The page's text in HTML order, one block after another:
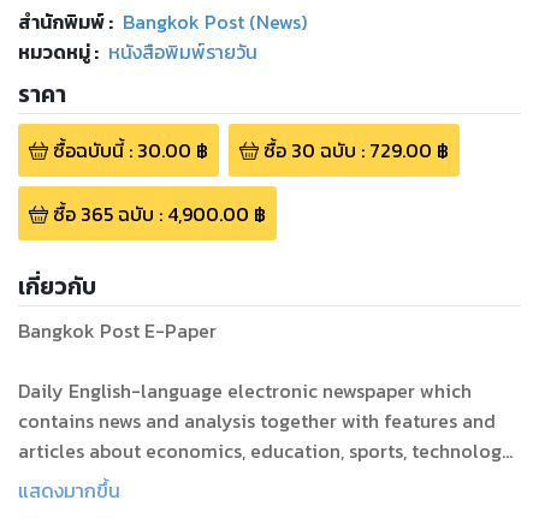
สำนักพิมพ์: Bangkok Post (News)
หมวดหมู่: หนังสือพิมพ์รายวัน
ราคา
ซื้อฉบับนี้: 30.00 ฿ ซื้อ 30 ฉบับ : 729.00 ฿
ซื้อ 365ฉบับ : 4,900.00 ฿
เกี่ยวกับ
Bangkok Post E-Paper
Daily English-language electronic newspaper which
contains news and analysis together with features and
articles about economics, education, sports, technology,
lifestyle, nightlife and entertainment. “The Newspaper
แสดงมากขึ้น